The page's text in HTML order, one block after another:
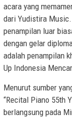
acara yang
dari Yudistira
penampilan luar
dengan gelar
adalah penampilan
Up Indonesia
Menurut sumber
“Recital Piano 55th
berlangsung pada